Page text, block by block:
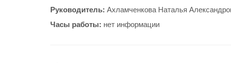
Руководитель: Ахламченкова Наталья
Часы работы: нет информации